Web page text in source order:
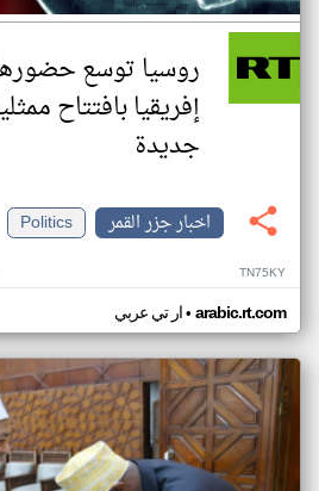
روسيا توسع
جديدة
اخبار جزر القمر
Politics
TN75KY
ار تي عربي• arabic.rt.com